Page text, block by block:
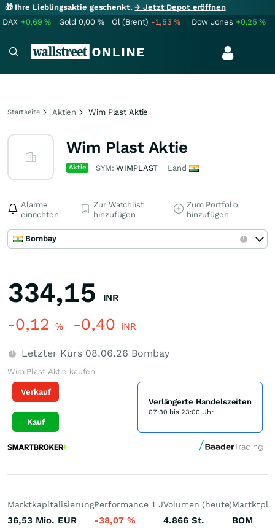
🎁 Ihre Lieblingsaktie geschenkt.→ Jetzt Depot eröffnen
DAX +0,69% Gold 0,00 % Öl (Brent) -1,53% Dow Jones +0,25%
Startseite Aktien Wim Plast Aktie
Wim Plast Aktie
Aktie SYM:WIMPLAST Land
Alarme
einrichten
Zur Watchlist
hinzufügen
Zum Portfolio
hinzufügen
Bombay
334,15 INR
-0,12 % -0,40 INR
Letzter Kurs 08.06.26 Bombay
Wim Plast Aktie kaufen
Verkauf
Kauf
Verlängerte Handelszeiten
07:30 bis 23:00 Uhr
Marktkapitalisierung
36,53 Mio. EUR
Performance 1 J
-38,07 %
Volumen (heute)
4.866 St. BOM